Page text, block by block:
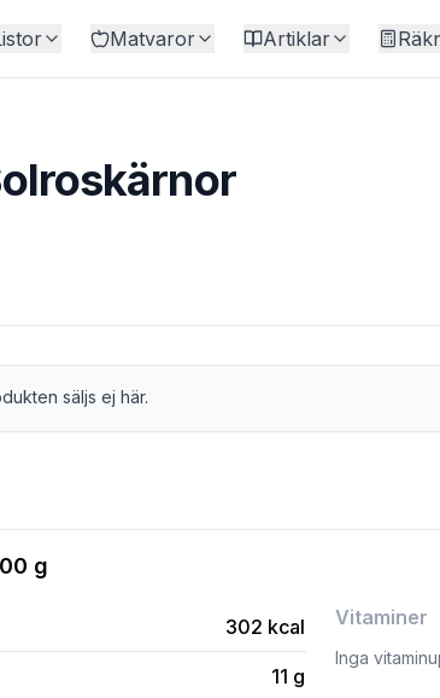
Matvaror Artiklar
säljs ej här.
g
302 kcal
11 g
Vitaminer
Inga